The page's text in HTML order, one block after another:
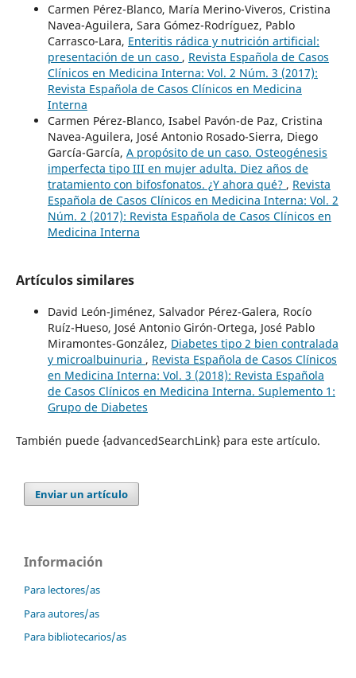
Carmen Pérez-Blanco, María Merino-Viveros, Cristina
Navea-Aguilera, Sara Gómez-Rodríguez, Pablo
Carrasco-Lara, Enteritis rádica y nutrición artificial:
presentación de un caso , Revista Española de Casos
Clínicos en Medicina Interna: Vol. 2 Núm. 3 (2017):
Revista Española de Casos Clínicos en Medicina
Interna
Carmen Pérez-Blanco, Isabel Pavón-de Paz, Cristina
Navea-Aguilera, José Antonio Rosado-Sierra, Diego
García-García, A propósito de un caso. Osteogénesis
imperfecta tipo III en mujer adulta. Diez años de
tratamiento con bifosfonatos. ¿Y ahora qué? , Revista
Española de Casos Clínicos en Medicina Interna: Vol. 2
Núm. 2 (2017): Revista Española de Casos Clínicos en
Medicina Interna
Artículos similares
David León-Jiménez, Salvador Pérez-Galera, Rocío
Ruíz-Hueso, José Antonio Girón-Ortega, José Pablo
Miramontes-González, Diabetes tipo 2 bien contralada
y microalbuinuria , Revista Española de Casos Clínicos
en Medicina Interna: Vol. 3 (2018): Revista Española
de Casos Clínicos en Medicina Interna. Suplemento 1:
Grupo de Diabetes
También puede {advancedSearchLink} para este artículo.
Enviar un artículo
Información
Para lectores/as
Para autores/as
Para bibliotecarios/as